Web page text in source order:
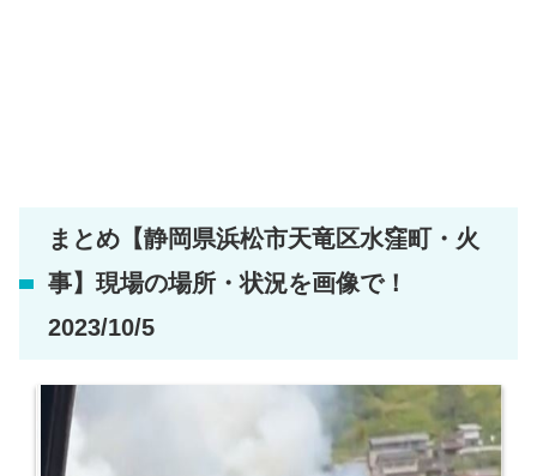
まとめ【静岡県浜松市天竜区水窪町・火
事】現場の場所・状況を画像で！
2023/10/5